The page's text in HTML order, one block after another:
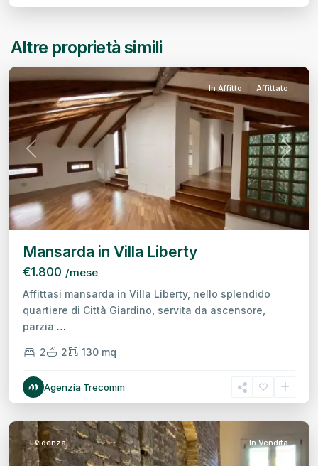
Altre proprietà simili
Storico,
Treviso
Previous Next
In Affitto Affittato
Mansarda in Villa Liberty
€1.800 /mese
Affittasi mansarda in Villa Liberty, nello splendido
quartiere di Città Giardino, servita da ascensore,
parzia …
2 2 130 mq
Agenzia Trecomm
Centro
Storico,
Evidenza In Vendita